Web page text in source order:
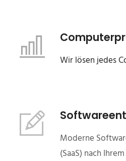
Wir lösen jedes
Moderne
(SaaS) nach